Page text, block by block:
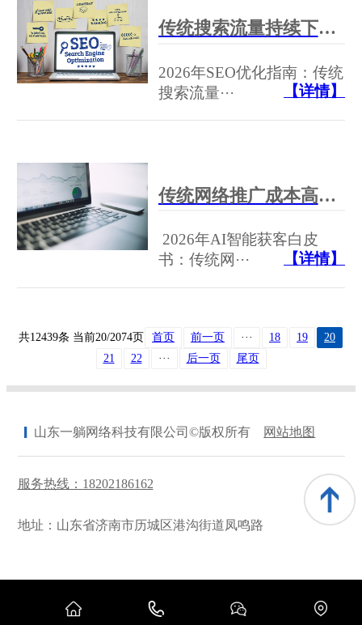
传统搜索流量持续下滑，专业GEO优化服务商怎样解决获客难题？
2026年SEO优化指南：传统
搜索流量···
【详情】
传统网络推广成本高、效果差？ai网络推广如何低成本引爆精准流量
2026年AI智能获客白皮
书：传统网···
【详情】
共12439条 当前20/2074页 首页 前一页 ··· 18 19
20
21
22 ··· 后一页 尾页
山东一躺网络科技有限公司©版权所有 网站地图
服务热线：18202186162
地址：山东省济南市历城区港沟街道凤鸣路